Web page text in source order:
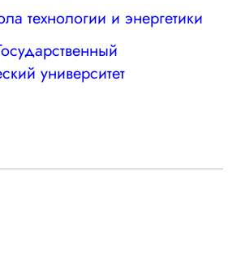
технологии и энергетики
университет